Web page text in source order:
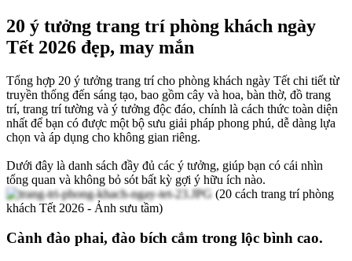
20 ý tưởng trang trí phòng khách ngày
Tết 2026 đẹp, may mắn
Tổng hợp 20 ý tưởng trang trí cho phòng khách ngày Tết chi tiết từ
truyền thống đến sáng tạo, bao gồm cây và hoa, bàn thờ, đồ trang
trí, trang trí tường và ý tưởng độc đáo, chính là cách thức toàn diện
nhất để bạn có được một bộ sưu giải pháp phong phú, dễ dàng lựa
chọn và áp dụng cho không gian riêng.
Dưới đây là danh sách đầy đủ các ý tưởng, giúp bạn có cái nhìn
tổng quan và không bỏ sót bất kỳ gợi ý hữu ích nào.
(20 cách trang trí phòng
khách Tết 2026 - Ảnh sưu tầm)
Cành đào phai, đào bích cắm trong lộc bình cao.